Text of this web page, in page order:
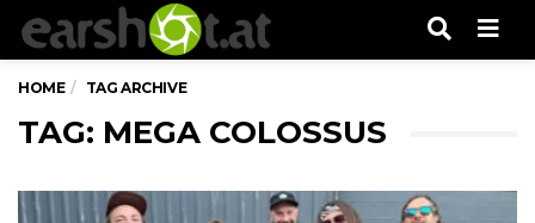
HOME TAG ARCHIVE
TAG: MEGA COLOSSUS